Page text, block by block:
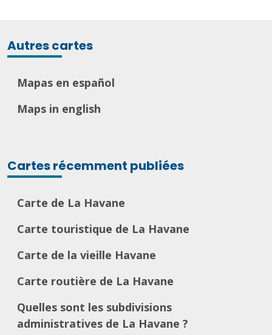
Autres cartes
Mapas en español
Maps in english
Cartes récemment publiées
Carte de La Havane
Carte touristique de La Havane
Carte de la vieille Havane
Carte routière de La Havane
Quelles sont les subdivisions
administratives de La Havane ?